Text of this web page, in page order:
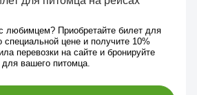
любимцем? Приобретайте билет для
специальной цене и получите 10%
перевозки на сайте и бронируйте
вашего питомца.